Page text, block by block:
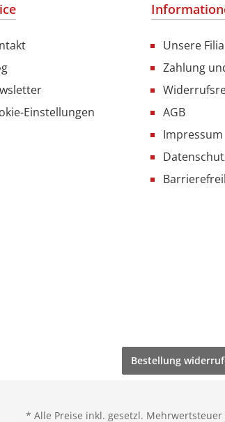
Einstellungen
Unsere
Zahlung
AGB
Impressum
Bestellung
* Alle Preise inkl. gesetzl. Mehrwertsteuer